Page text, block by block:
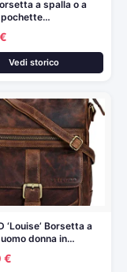
a spalla o a
Vedi storico
‘Louise’ Borsetta a
donna in…
€